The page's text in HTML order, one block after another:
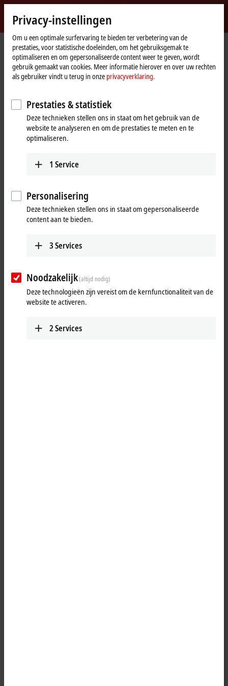
Beckhoff
-
New
Automation
Technology
Home
page
Products I/O Product finder I/O
Product finder I/O
Locate the components you need quickly and
easily with our product finders.
Product finder EtherCAT plug-in modules
Product finder Bus Terminals
Product finder Measuring transformers
Product finder Power supplies
Privacy-instellingen
Om u een optimale surfervaring te bieden ter verbetering van de
prestaties, voor statistische doeleinden, om het gebruiksgemak te
optimaliseren en om gepersonaliseerde content weer te geven, wordt
gebruik gemaakt van cookies. Meer informatie hierover en over uw rechten
als gebruiker vindt u terug in onze privacyverklaring.
Prestaties & statistiek
Deze technieken stellen ons in staat om het gebruik van de
website te analyseren en om de prestaties te meten en te
optimaliseren.
1 Service
Personalisering
Deze technieken stellen ons in staat om gepersonaliseerde
content aan te bieden.
3Services
Noodzakelijk(altijd nodig)
Deze technologieën zijn vereist om de kernfunctionaliteit van de
website te activeren.
2Services